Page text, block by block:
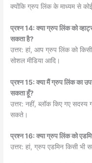
क्योंकि ग्रुप लिंक के माध्यम से
प्रश्न 14: क्या ग्रुप लिंक को
सकता है?
उत्तर: हां, आप ग्रुप लिंक को
सोशल मीडिया आदि।
प्रश्न 15: क्या मैं ग्रुप लिंक का
सकता हूँ?
उत्तर: नहीं, ब्लॉक किए गए
सकते।
प्रश्न 16: क्या ग्रुप लिंक को
उत्तर: हां, ग्रुप एडमिन किसी भी